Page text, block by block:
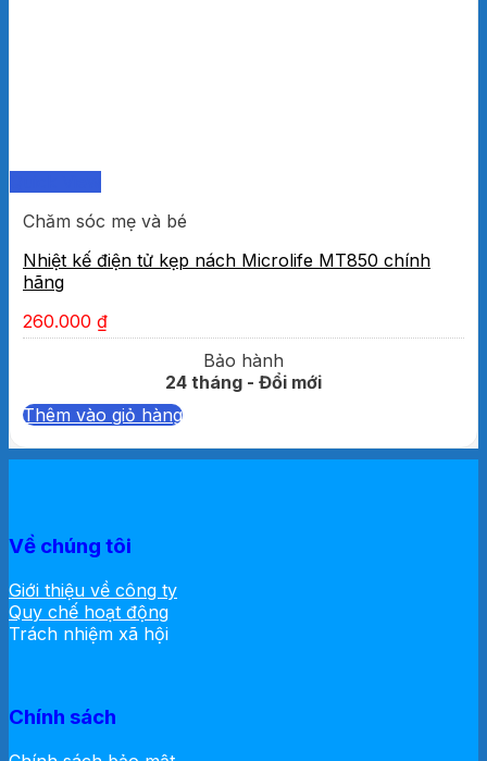
Chăm sóc mẹ và bé
Nhiệt kế điện tử kẹp nách Microlife MT850 chính
hãng
260.000 ₫
Bảo hành
24 tháng - Đổi mới
Thêm vào giỏ hàng
Về chúng tôi
Giới thiệu về công ty
Quy chế hoạt động
Trách nhiệm xã hội
Chính sách